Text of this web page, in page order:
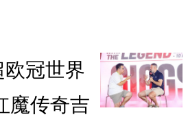
欧冠世界
魔传奇吉